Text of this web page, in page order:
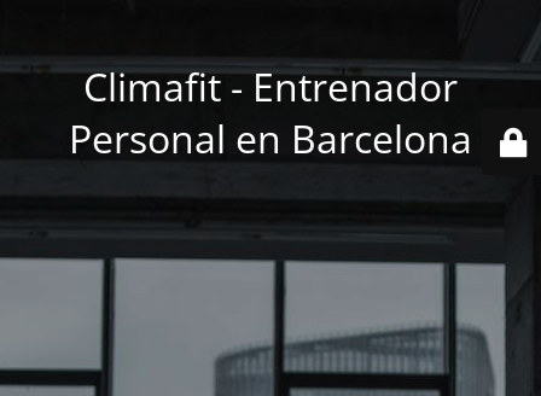
Climafit - Entrenador
Personal en Barcelona